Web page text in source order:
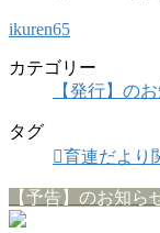
ikuren65
カテゴリー
【発行】の
タグ
育連だより
【予告】のお知ら